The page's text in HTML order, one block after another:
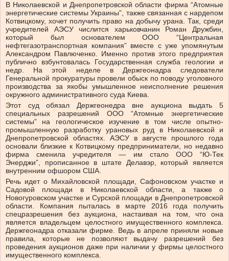
В Николаевской и Днепропетровской области фирма “Атомные
энергетические системы Украины”, также связанная с нардепом
Котвицкому, хочет получить право на добычу урана. Так, среди
учредителей АЭСУ числится харьковчанин Роман Дружбин,
который был основателем ООО “Центральная
нефтегазотранспортная компания” вместе с уже упомянутым
Александром Павлюченко. Именно против этого предприятия
публично взбунтовалась Государственная служба геологии и
недр. На этой неделе в Держгеонадра следователи
Генеральной прокуратуры провели обыск по поводу уголовного
производства за якобы умышленное неисполнение решения
окружного административного суда Киева.
Этот суд обязал Держгеонедра вне аукциона выдать 5
специальных разрешений ООО “Атомные энергетические
системы” на геологическое изучение в том числе опытно-
промышленную разработку урановых руд в Николаевской и
Днепропетровской областях. АЭСУ в августе прошлого года
основали близкие к Котвицкому предприниматели, но недавно
фирма сменила учредителя — им стало ООО “Ю-Тек
Энерджи”, прописанное в штате Делавэр, который является
внутренним офшором США.
Речь идет о Михайловской площади, Сафоновском участке и
Садовой площади в Николаевской области, а также о
Новогуровском участке и Сурской площади в Днепропетровской
области. Компания пыталась в марте 2016 года получить
спецразрешения без аукциона, настаивая на том, что она
является владельцем целостного имущественного комплекса.
Держгеонадра отказали фирме. Ведь в апреле приняли новые
правила, которые не позволяют выдачу разрешений без
проведения аукционов даже при наличии у фирмы целостного
имущественного комплекса.